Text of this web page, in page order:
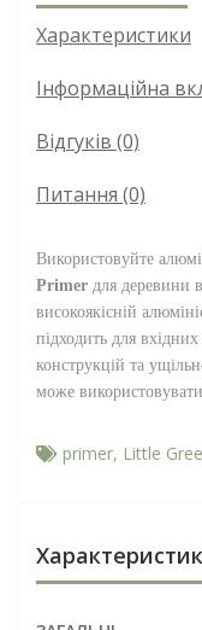
Характеристики
Інформаційна
Відгуків (0)
Питання (0)
Використовуйте
Primer для деревини
високоякісній
підходить для
конструкцій та
може
primer, Little